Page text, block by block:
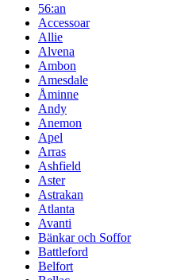
56:an
Accessoar
Allie
Alvena
Ambon
Amesdale
Åminne
Andy
Anemon
Apel
Arras
Ashfield
Aster
Astrakan
Atlanta
Avanti
Bänkar och Soffor
Battleford
Belfort